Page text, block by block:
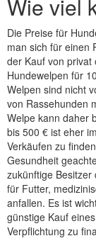
Wie viel
Die Preise für
man sich für einen
der Kauf von privat
Hundewelpen für
Welpen sind nicht
von Rassehunden
Welpe kann daher
bis 500 € ist eher
Verkäufen zu
Gesundheit
zukünftige
für Futter,
anfallen. Es ist
günstige Kauf
Verpflichtung zu